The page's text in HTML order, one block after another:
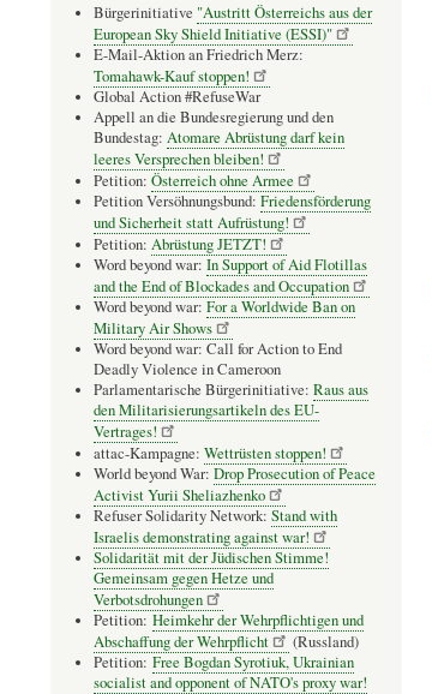
Bürgerinitiative "Austritt Österreichs aus der
European Sky Shield Initiative (ESSI)"
E-Mail-Aktion an Friedrich Merz:
Tomahawk-Kauf stoppen!
Global Action #RefuseWar
Appell an die Bundesregierung und den
Bundestag: Atomare Abrüstung darf kein
leeres Versprechen bleiben!
Petition: Österreich ohne Armee
Petition Versöhnungsbund: Friedensförderung
und Sicherheit statt Aufrüstung!
Petition: Abrüstung JETZT!
Word beyond war: In Support of Aid Flotillas
and the End of Blockades and Occupation
Word beyond war: For a Worldwide Ban on
Military Air Shows
Word beyond war: Call for Action to End
Deadly Violence in Cameroon
Parlamentarische Bürgerinitiative: Raus aus
den Militarisierungsartikeln des EU-
Vertrages!
attac-Kampagne: Wettrüsten stoppen!
World beyond War: Drop Prosecution of Peace
Activist Yurii Sheliazhenko
Refuser Solidarity Network: Stand with
Israelis demonstrating against war!
Solidarität mit der Jüdischen Stimme!
Gemeinsam gegen Hetze und
Verbotsdrohungen
Petition: Heimkehr der Wehrpflichtigen und
Abschaffung der Wehrpflicht
(Russland)
Petition: Free Bogdan Syrotiuk, Ukrainian
socialist and opponent of NATO's proxy war!